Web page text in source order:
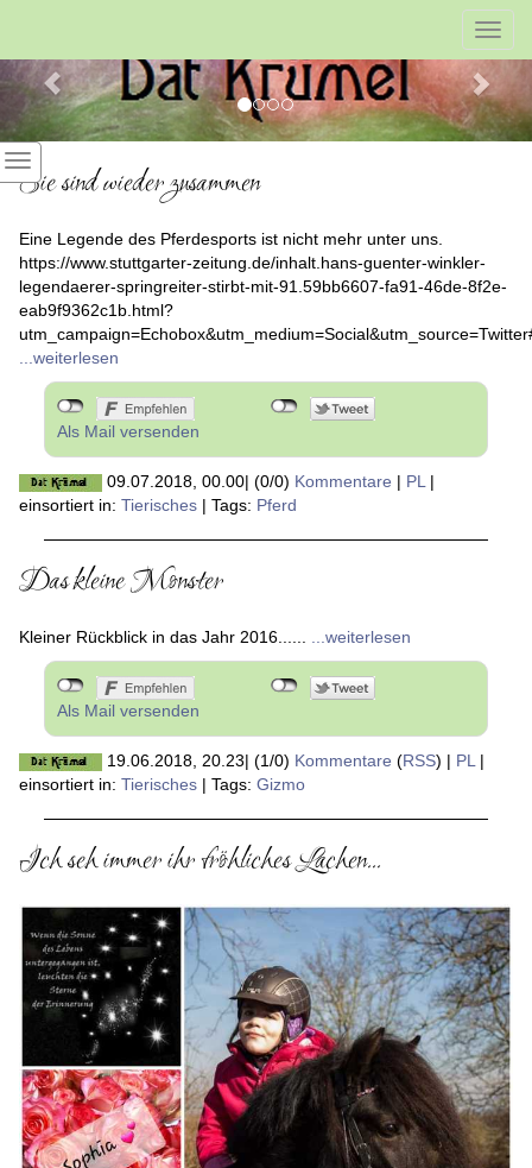
Sie sind wieder zusammen
Eine Legende des Pferdesports ist nicht mehr unter uns.
https://www.stuttgarter-zeitung.de/inhalt.hans-guenter-winkler-
legendaerer-springreiter-stirbt-mit-91.59bb6607-fa91-46de-8f2e-
eab9f9362c1b.html?
...weiterlesen
Als Mail versenden
09.07.2018, 00.00| (0/0) Kommentare | PL|
einsortiert in: Tierisches | Tags: Pferd
Das kleine Monster
Kleiner Rückblick in das Jahr 2016...... ...weiterlesen
Als Mail versenden
19.06.2018, 20.23| (1/0) Kommentare (RSS) | PL|
einsortiert in: Tierisches | Tags: Gizmo
Ich seh immer ihr fröhliches Lachen...